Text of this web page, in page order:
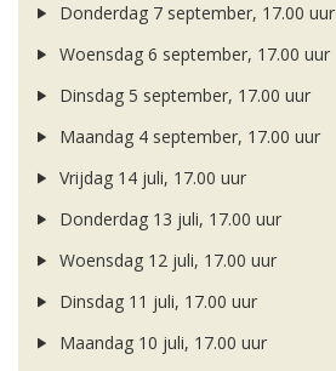
Donderdag 7 september, 17.00 uur
Woensdag 6 september, 17.00 uur
Dinsdag 5 september, 17.00 uur
Maandag 4 september, 17.00 uur
Vrijdag 14 juli, 17.00 uur
Donderdag 13 juli, 17.00 uur
Woensdag 12 juli, 17.00 uur
Dinsdag 11 juli, 17.00 uur
Maandag 10 juli, 17.00 uur